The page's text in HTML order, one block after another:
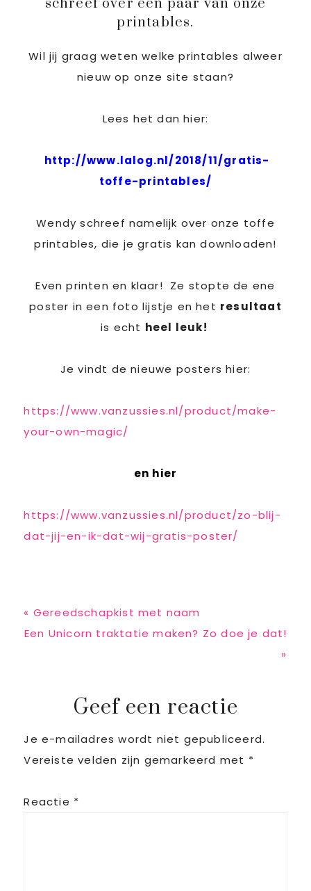
schreef over een paar van onze
printables.
Wil jij graag weten welke printables alweer
nieuw op onze site staan?
Lees het dan hier:
http://www.lalog.nl/2018/11/gratis-
toffe-printables/
Wendy schreef namelijk over onze toffe
printables, die je gratis kan downloaden!
Even printen en klaar! Ze stopte de ene
poster in een foto lijstje en het resultaat
is echt heel leuk!
Je vindt de nieuwe posters hier:
https://www.vanzussies.nl/product/make-
your-own-magic/
en hier
https://www.vanzussies.nl/product/zo-blij-
dat-jij-en-ik-dat-wij-gratis-poster/
Previous
Post:
« Gereedschapkist met naam
Next
Een Unicorn traktatie maken? Zo doe je dat!
»
Reader
Interactions
Geef een reactie
Je e-mailadres wordt niet gepubliceerd.
Vereiste velden zijn gemarkeerd met *
Reactie *